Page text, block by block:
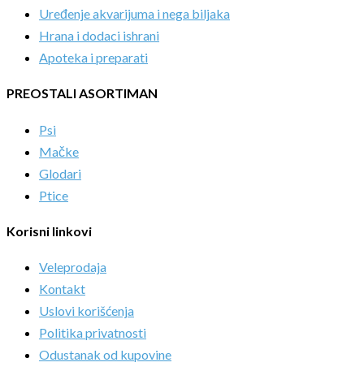
Uređenje akvarijuma i nega biljaka
Hrana i dodaci ishrani
Apoteka i preparati
PREOSTALI ASORTIMAN
Psi
Mačke
Glodari
Ptice
Korisni linkovi
Veleprodaja
Kontakt
Uslovi korišćenja
Politika privatnosti
Odustanak od kupovine